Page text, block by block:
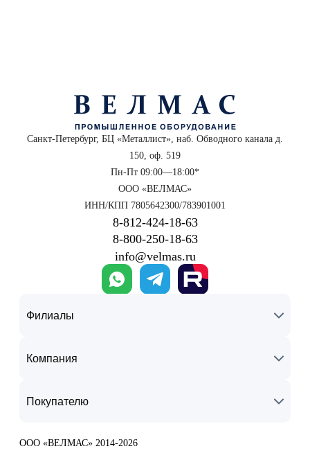
Санкт-Петербург, БЦ «Металлист», наб. Обводного канала д.
150, оф. 519
Пн-Пт 09:00—18:00*
ООО «ВЕЛМАС»
ИНН/КПП 7805642300/783901001
8‑812‑424‑18‑63
8‑800‑250‑18‑63
info@velmas.ru
Филиалы
Компания
Покупателю
ООО «ВЕЛМАС» 2014-2026